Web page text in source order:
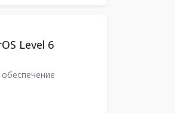
Level 6